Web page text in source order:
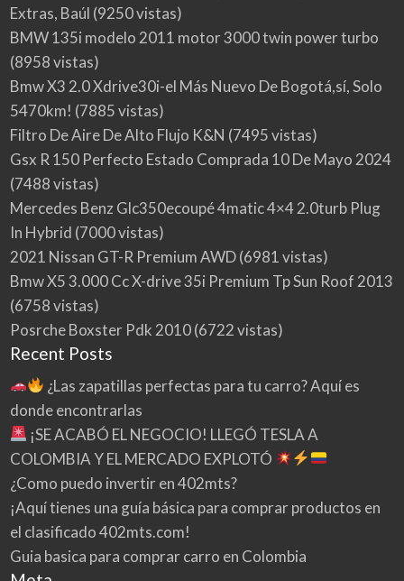
Extras, Baúl (9250 vistas)
BMW 135i modelo 2011 motor 3000 twin power turbo
(8958 vistas)
Bmw X3 2.0 Xdrive30i-el Más Nuevo De Bogotá,sí, Solo
5470km! (7885 vistas)
Filtro De Aire De Alto Flujo K&N (7495 vistas)
Gsx R 150 Perfecto Estado Comprada 10 De Mayo 2024
(7488 vistas)
Mercedes Benz Glc350ecoupé 4matic 4×4 2.0turb Plug
In Hybrid (7000 vistas)
2021 Nissan GT-R Premium AWD(6981 vistas)
Bmw X5 3.000 Cc X-drive 35i Premium Tp Sun Roof 2013
(6758 vistas)
Posrche Boxster Pdk 2010(6722 vistas)
Recent Posts
¿Las zapatillas perfectas para tu carro? Aquí es
donde encontrarlas
¡SE ACABÓ EL NEGOCIO! LLEGÓ TESLA A
COLOMBIA Y EL MERCADO EXPLOTÓ
¿Como puedo invertir en 402mts?
¡Aquí tienes una guía básica para comprar productos en
el clasificado 402mts.com!
Guia basica para comprar carro en Colombia